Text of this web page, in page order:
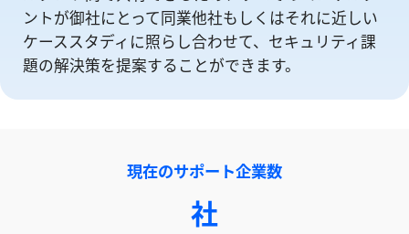
ントが御社にとって同業他社もしくはそれに近しい
ケーススタディに照らし合わせて、セキュリティ課
題の解決策を提案することができます。
現在のサポート企業数
社